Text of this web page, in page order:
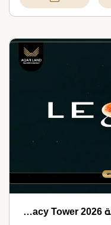
مول ليجاسي تاور العاصمة الإدارية Legacy Tower 2026